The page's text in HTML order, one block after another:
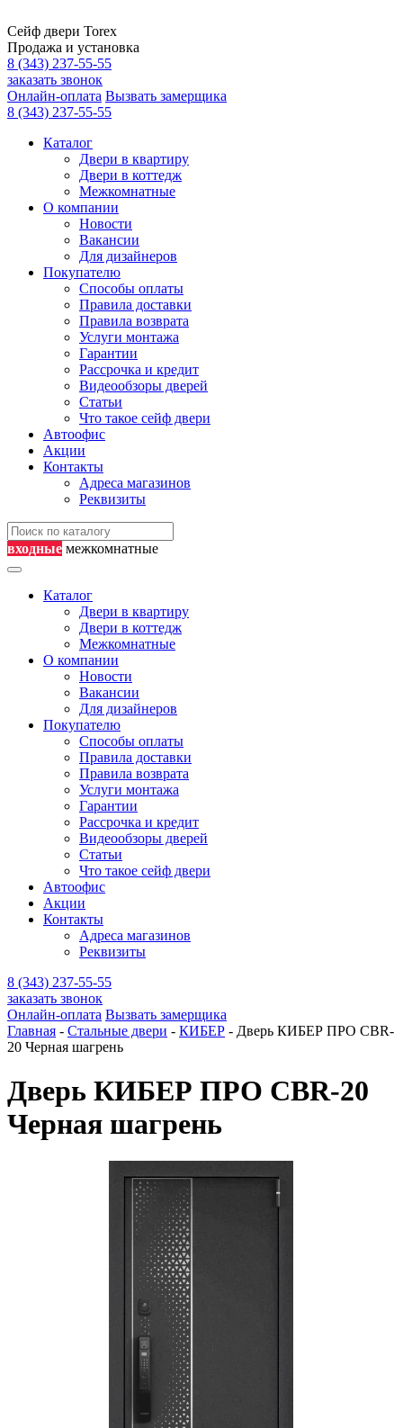
Сейф двери Torex
Продажа и установка
8 (343) 237-55-55
заказать звонок
Онлайн-оплата Вызвать замерщика
8 (343) 237-55-55
Каталог
Двери в квартиру
Двери в коттедж
Межкомнатные
О компании
Новости
Вакансии
Для дизайнеров
Покупателю
Способы оплаты
Правила доставки
Правила возврата
Услуги монтажа
Гарантии
Рассрочка и кредит
Видеообзоры дверей
Статьи
Что такое сейф двери
Автоофис
Акции
Контакты
Адреса магазинов
Реквизиты
входные межкомнатные
Каталог
Двери в квартиру
Двери в коттедж
Межкомнатные
О компании
Новости
Вакансии
Для дизайнеров
Покупателю
Способы оплаты
Правила доставки
Правила возврата
Услуги монтажа
Гарантии
Рассрочка и кредит
Видеообзоры дверей
Статьи
Что такое сейф двери
Автоофис
Акции
Контакты
Адреса магазинов
Реквизиты
8 (343) 237-55-55
заказать звонок
Онлайн-оплата Вызвать замерщика
Главная - Стальные двери - КИБЕР - Дверь КИБЕР ПРО CBR-
20 Черная шагрень
Дверь КИБЕР ПРО CBR-20
Черная шагрень